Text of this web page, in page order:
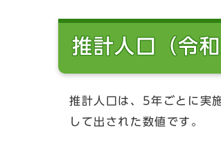
推計人口（令
推計人口は、5年ごとに実
して出された数値です。